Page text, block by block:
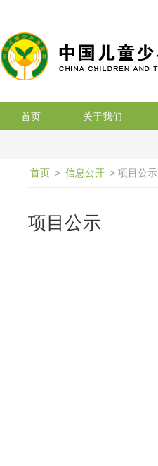
搜索
首页 关于我们
首页 > 信息公开 > 项目公示
项目公示